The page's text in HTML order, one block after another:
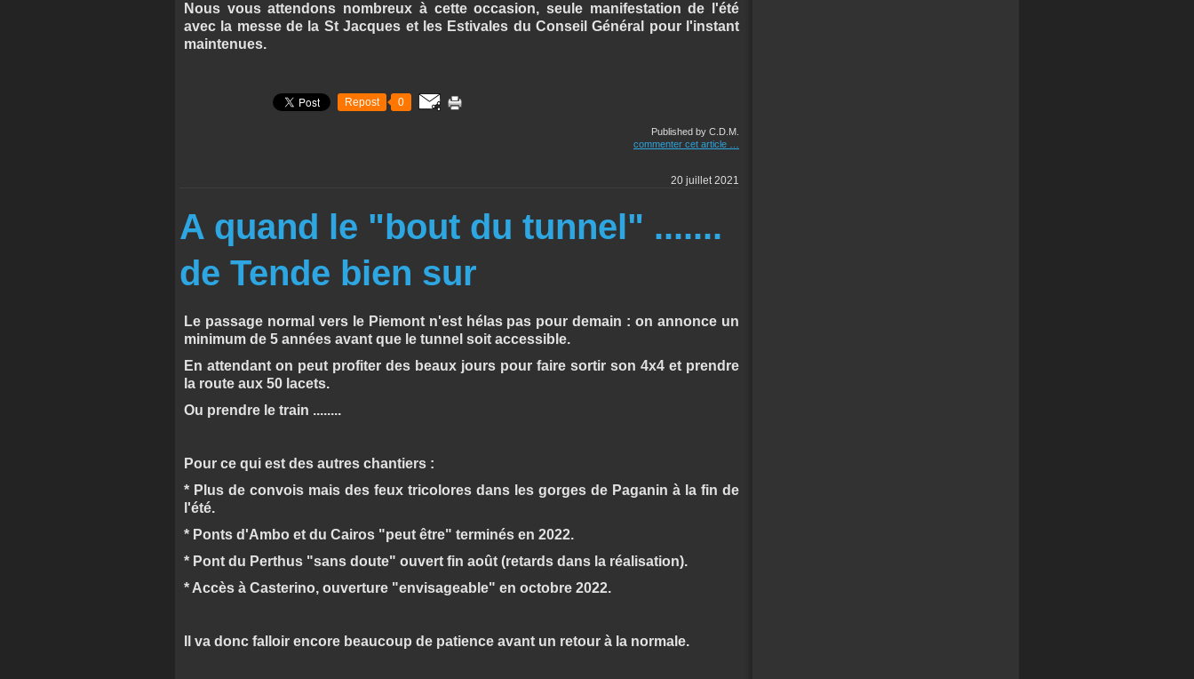
Nous vous attendons nombreux à cette occasion, seule manifestation de l'été
avec la messe de la St Jacques et les Estivales du Conseil Général pour l'instant
maintenues.
Repost 0
Published by C.D.M.
commenter cet article
20 juillet 2021
A quand le "bout du tunnel" .......
de Tende bien sur
Le passage normal vers le Piemont n'est hélas pas pour demain : on annonce un
minimum de 5 années avant que le tunnel soit accessible.
En attendant on peut profiter des beaux jours pour faire sortir son 4x4 et prendre
la route aux 50 lacets.
Ou prendre le train ........
Pour ce qui est des autres chantiers :
* Plus de convois mais des feux tricolores dans les gorges de Paganin à la fin de
l'été.
* Ponts d'Ambo et du Cairos "peut être" terminés en 2022.
* Pont du Perthus "sans doute" ouvert fin août (retards dans la réalisation).
* Accès à Casterino, ouverture "envisageable" en octobre 2022.
Il va donc falloir encore beaucoup de patience avant un retour à la normale.